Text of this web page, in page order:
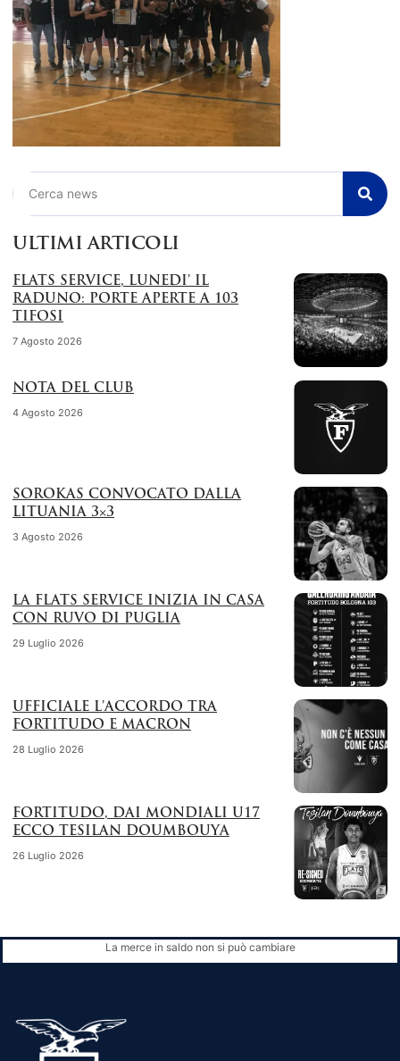
ULTIMI ARTICOLI
FLATS SERVICE, LUNEDI’ IL
RADUNO: PORTE APERTE A 103
TIFOSI
7 Agosto 2026
NOTA DEL CLUB
4 Agosto 2026
SOROKAS CONVOCATO DALLA
LITUANIA 3×3
3 Agosto 2026
LA FLATS SERVICE INIZIA IN CASA
CON RUVO DI PUGLIA
29 Luglio 2026
UFFICIALE L’ACCORDO TRA
FORTITUDO E MACRON
28 Luglio 2026
FORTITUDO, DAI MONDIALI U17
ECCO TESILAN DOUMBOUYA
26 Luglio 2026
La merce in saldo non si può cambiare